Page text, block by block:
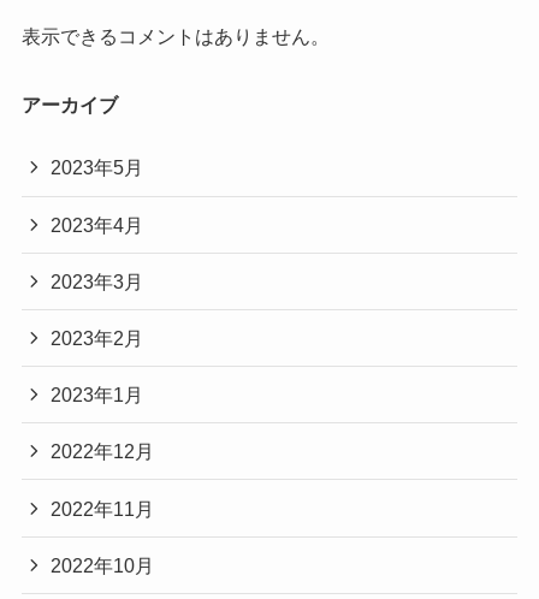
表示できるコメントはありません。
アーカイブ
2023年5月
2023年4月
2023年3月
2023年2月
2023年1月
2022年12月
2022年11月
2022年10月